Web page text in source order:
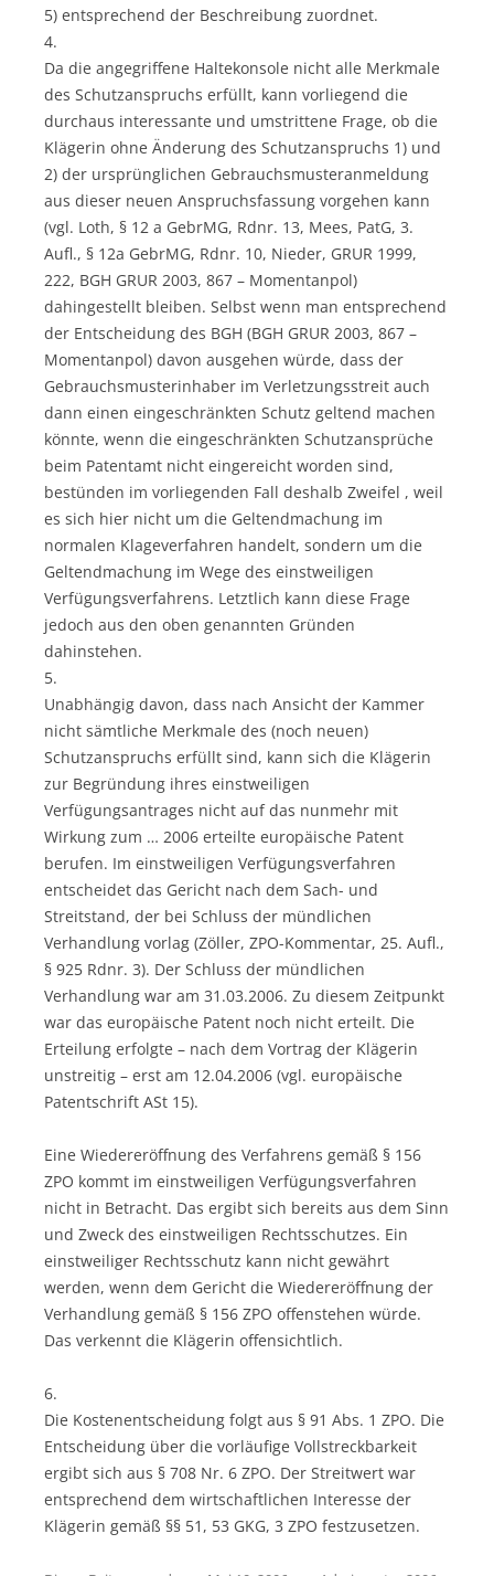
5) entsprechend der Beschreibung zuordnet.
4.
Da die angegriffene Haltekonsole nicht alle Merkmale
des Schutzanspruchs erfüllt, kann vorliegend die
durchaus interessante und umstrittene Frage, ob die
Klägerin ohne Änderung des Schutzanspruchs 1) und
2) der ursprünglichen Gebrauchsmusteranmeldung
aus dieser neuen Anspruchsfassung vorgehen kann
(vgl. Loth, § 12 a GebrMG, Rdnr. 13, Mees, PatG, 3.
Aufl., § 12a GebrMG, Rdnr. 10, Nieder, GRUR 1999,
222, BGH GRUR 2003, 867 – Momentanpol)
dahingestellt bleiben. Selbst wenn man entsprechend
der Entscheidung des BGH (BGH GRUR 2003, 867 –
Momentanpol) davon ausgehen würde, dass der
Gebrauchsmusterinhaber im Verletzungsstreit auch
dann einen eingeschränkten Schutz geltend machen
könnte, wenn die eingeschränkten Schutzansprüche
beim Patentamt nicht eingereicht worden sind,
bestünden im vorliegenden Fall deshalb Zweifel , weil
es sich hier nicht um die Geltendmachung im
normalen Klageverfahren handelt, sondern um die
Geltendmachung im Wege des einstweiligen
Verfügungsverfahrens. Letztlich kann diese Frage
jedoch aus den oben genannten Gründen
dahinstehen.
5.
Unabhängig davon, dass nach Ansicht der Kammer
nicht sämtliche Merkmale des (noch neuen)
Schutzanspruchs erfüllt sind, kann sich die Klägerin
zur Begründung ihres einstweiligen
Verfügungsantrages nicht auf das nunmehr mit
Wirkung zum … 2006 erteilte europäische Patent
berufen. Im einstweiligen Verfügungsverfahren
entscheidet das Gericht nach dem Sach- und
Streitstand, der bei Schluss der mündlichen
Verhandlung vorlag (Zöller, ZPO-Kommentar, 25. Aufl.,
§ 925 Rdnr. 3). Der Schluss der mündlichen
Verhandlung war am 31.03.2006. Zu diesem Zeitpunkt
war das europäische Patent noch nicht erteilt. Die
Erteilung erfolgte – nach dem Vortrag der Klägerin
unstreitig – erst am 12.04.2006 (vgl. europäische
Patentschrift ASt 15).
Eine Wiedereröffnung des Verfahrens gemäß § 156
ZPO kommt im einstweiligen Verfügungsverfahren
nicht in Betracht. Das ergibt sich bereits aus dem Sinn
und Zweck des einstweiligen Rechtsschutzes. Ein
einstweiliger Rechtsschutz kann nicht gewährt
werden, wenn dem Gericht die Wiedereröffnung der
Verhandlung gemäß § 156 ZPO offenstehen würde.
Das verkennt die Klägerin offensichtlich.
6.
Die Kostenentscheidung folgt aus § 91 Abs. 1 ZPO. Die
Entscheidung über die vorläufige Vollstreckbarkeit
ergibt sich aus § 708 Nr. 6 ZPO. Der Streitwert war
entsprechend dem wirtschaftlichen Interesse der
Klägerin gemäß §§ 51, 53 GKG, 3 ZPO festzusetzen.